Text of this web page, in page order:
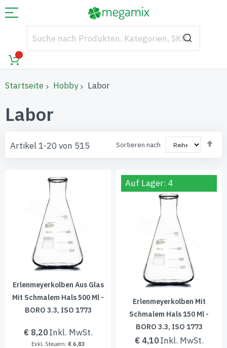
Startseite Hobby Labor
Labor
Artikel1-20 von 515 Sortieren nach
Erlenmeyerkolben Aus Glas
Mit Schmalem Hals 500 Ml -
BORO 3.3, ISO 1773
€ 8,20
€ 6,83
Auf Lager: 4
Erlenmeyerkolben Mit
Schmalem Hals 150 Ml -
BORO 3.3, ISO 1773
€ 4,10